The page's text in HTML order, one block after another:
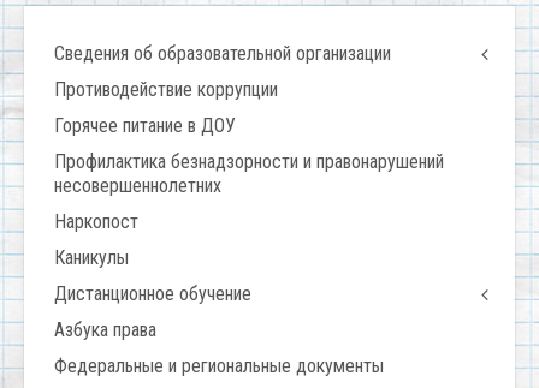
Сведения об образовательной организации
Противодействие коррупции
Горячее питание в ДОУ
Профилактика безнадзорности и правонарушений
несовершеннолетних
Наркопост
Каникулы
Дистанционное обучение
Азбука права
Федеральные и региональные документы